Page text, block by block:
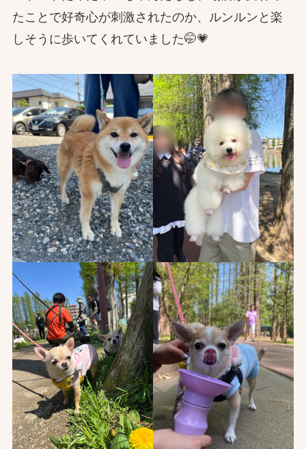
たことで好奇心が刺激されたのか、ルンルンと楽
しそうに歩いてくれていました🤭💗